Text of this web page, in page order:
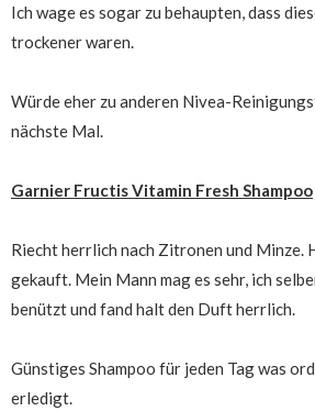
Ich wage es sogar zu behaupten, dass
trockener waren.
Würde eher zu anderen Nivea-
nächste Mal.
Garnier Fructis Vitamin Fresh Shampoo
Riecht herrlich nach Zitronen und Minze.
gekauft. Mein Mann mag es sehr, ich
benützt und fand halt den Duft herrlich.
Günstiges Shampoo für jeden Tag was
erledigt.